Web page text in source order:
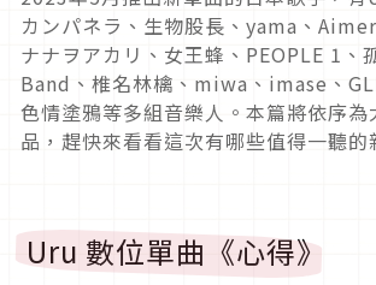
カンパネラ、生物股長、yama、
ナナヲアカリ、女王蜂、PEOPLE 1、
Band、椎名林檎、miwa、imase、
色情塗鴉等多組音樂人。本篇將依序
品，趕快來看看這次有哪些值得一聽的
Uru 數位單曲《心得》